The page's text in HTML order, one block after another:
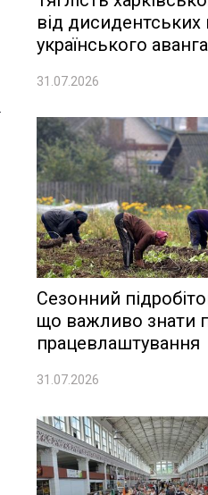
від дисидентських
українського
31.07.2026
Сезонний
що важливо знати
працевлаштування
31.07.2026